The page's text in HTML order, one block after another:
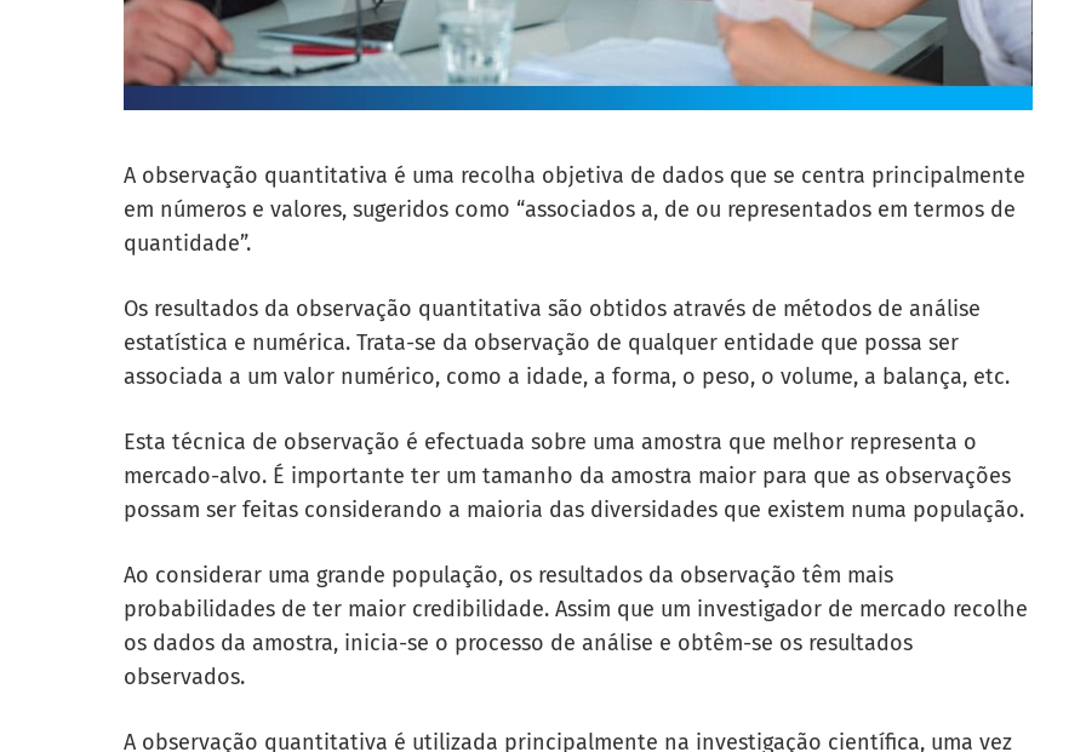
A observação quantitativa é uma recolha objetiva de dados que se centra principalmente
em números e valores, sugeridos como “associados a, de ou representados em termos de
quantidade”.
Os resultados da observação quantitativa são obtidos através de métodos de análise
estatística e numérica. Trata-se da observação de qualquer entidade que possa ser
associada a um valor numérico, como a idade, a forma, o peso, o volume, a balança, etc.
Esta técnica de observação é efectuada sobre uma amostra que melhor representa o
mercado-alvo. É importante ter um tamanho da amostra maior para que as observações
possam ser feitas considerando a maioria das diversidades que existem numa população.
Ao considerar uma grande população, os resultados da observação têm mais
probabilidades de ter maior credibilidade. Assim que um investigador de mercado recolhe
os dados da amostra, inicia-se o processo de análise e obtêm-se os resultados
observados.
A observação quantitativa é utilizada principalmente na investigação científica, uma vez